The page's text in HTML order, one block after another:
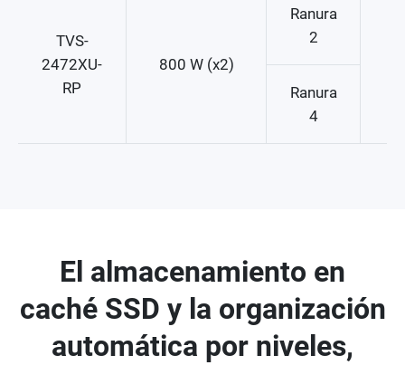
TVS-
2472XU-
RP
800 W (x2)
Ranura
2
Ranura
4
El almacenamiento en
caché SSD y la organización
automática por niveles,